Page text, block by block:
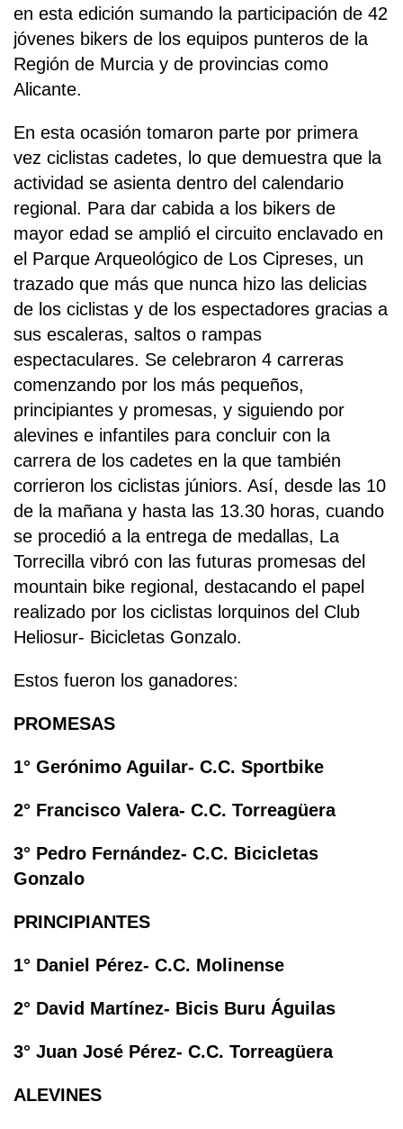
en esta edición sumando la participación de 42
jóvenes bikers de los equipos punteros de la
Región de Murcia y de provincias como
Alicante.
En esta ocasión tomaron parte por primera
vez ciclistas cadetes, lo que demuestra que la
actividad se asienta dentro del calendario
regional. Para dar cabida a los bikers de
mayor edad se amplió el circuito enclavado en
el Parque Arqueológico de Los Cipreses, un
trazado que más que nunca hizo las delicias
de los ciclistas y de los espectadores gracias a
sus escaleras, saltos o rampas
espectaculares. Se celebraron 4 carreras
comenzando por los más pequeños,
principiantes y promesas, y siguiendo por
alevines e infantiles para concluir con la
carrera de los cadetes en la que también
corrieron los ciclistas júniors. Así, desde las 10
de la mañana y hasta las 13.30 horas, cuando
se procedió a la entrega de medallas, La
Torrecilla vibró con las futuras promesas del
mountain bike regional, destacando el papel
realizado por los ciclistas lorquinos del Club
Heliosur- Bicicletas Gonzalo.
Estos fueron los ganadores:
PROMESAS
1° Gerónimo Aguilar- C.C. Sportbike
2° Francisco Valera- C.C. Torreagüera
3° Pedro Fernández- C.C. Bicicletas
Gonzalo
PRINCIPIANTES
1° Daniel Pérez- C.C. Molinense
2° David Martínez- Bicis Buru Águilas
3° Juan José Pérez- C.C. Torreagüera
ALEVINES